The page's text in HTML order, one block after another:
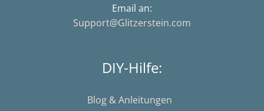
Email an:
Support@Glitzerstein.com
DIY-Hilfe:
Blog & Anleitungen